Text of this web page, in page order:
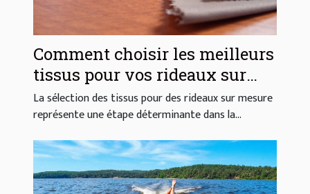
Comment choisir les meilleurs
tissus pour vos rideaux sur
mesure ?
La sélection des tissus pour des rideaux sur mesure
représente une étape déterminante dans la...